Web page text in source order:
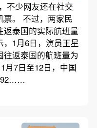
不少网友还在社交
票。 不过，两家民
泰国的实际航班量
，1月6日，演员王星
返泰国的航班量为
月7日至12日，中国